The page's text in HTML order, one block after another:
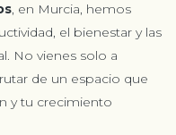
, en Murcia, hemos
el bienestar y las
No vienes solo a
de un espacio que
y tu crecimiento